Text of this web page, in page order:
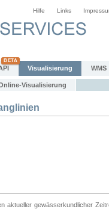
Hilfe Links
Visualisierung WMS
Visualisierung
aktueller gewässerkundlicher